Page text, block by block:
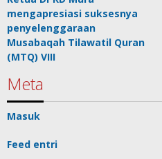
mengapresiasi suksesnya
penyelenggaraan
Musabaqah Tilawatil Quran
(MTQ) VIII
Meta
Masuk
Feed entri